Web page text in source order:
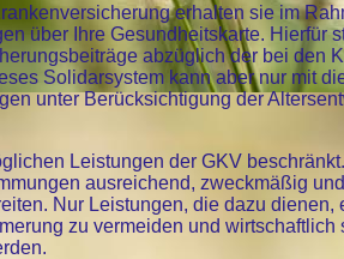
erhalten sie im
über Ihre Gesundheitskarte. Hierfür
abzüglich der bei den
Solidarsystem kann aber nur mit
unter Berücksichtigung der
Leistungen der GKV
ausreichend, zweckmäßig
Nur Leistungen, die dazu dienen,
zu vermeiden und